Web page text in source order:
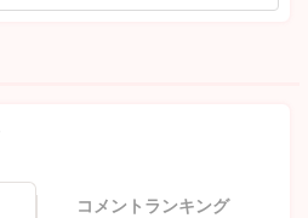
コメントランキング